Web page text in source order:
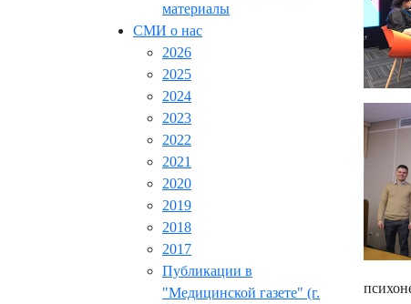
материалы
СМИ о нас
2026
2025
2024
2023
2022
2021
2020
2019
2018
2017
Публикации в
"Медицинской газете" (г.